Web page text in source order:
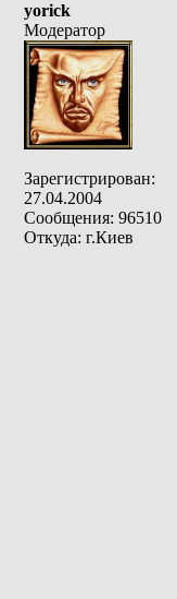
yorick
Модератор
Зарегистрирован:
27.04.2004
Сообщения: 96510
Откуда: г.Киев